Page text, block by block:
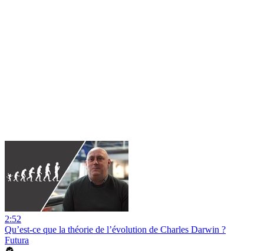
2:52
Qu’est-ce que la théorie de l’évolution de Charles Darwin ?
Futura